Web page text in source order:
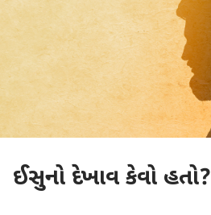
ઈસુનો દેખાવ કેવો હતો?